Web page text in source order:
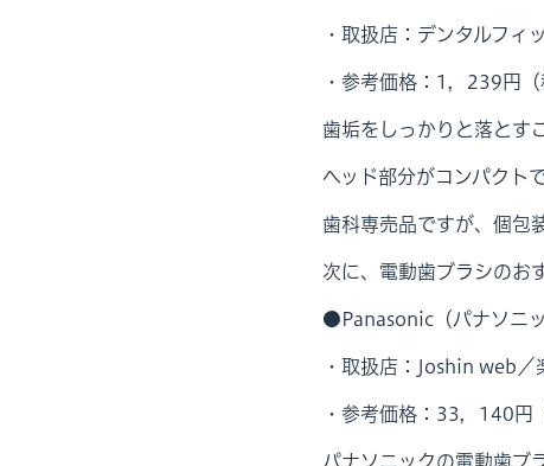
・取扱店：デンタルフィ
・参考価格：1，239円（
歯垢をしっかりと落とす
ヘッド部分がコンパクト
歯科専売品ですが、個包
次に、電動歯ブラシのお
●Panasonic（パナソニ
・取扱店：Joshin web／
・参考価格：33，140円
パナソニックの電動歯ブ